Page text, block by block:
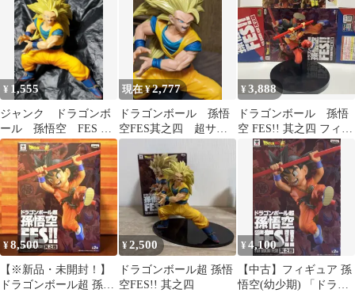
¥ 1,555
ジャンク ドラゴンボ
ール 孫悟空 FES 其
之四
現在 ¥2,777
ドラゴンボール 孫悟
空FES其之四 超サイ
ヤ人3孫悟空
¥3,888
ドラゴンボール 孫悟
空 FES!! 其之四 フィギ
ュア
¥8,500
【※新品・未開封！】
ドラゴンボール超 孫悟
¥2,500
ドラゴンボール超 孫悟
空FES!! 其之四
¥4,100
【中古】フィギュア 孫
悟空(幼少期) 「ドラゴ